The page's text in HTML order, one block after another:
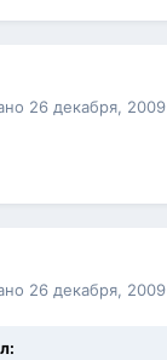
26 декабря, 2009
26 декабря, 2009